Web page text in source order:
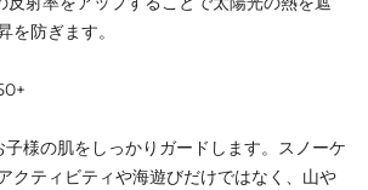
を防ぎます。
様の肌をしっかりガードします。スノーケ
クティビティや海遊びだけではなく、山や